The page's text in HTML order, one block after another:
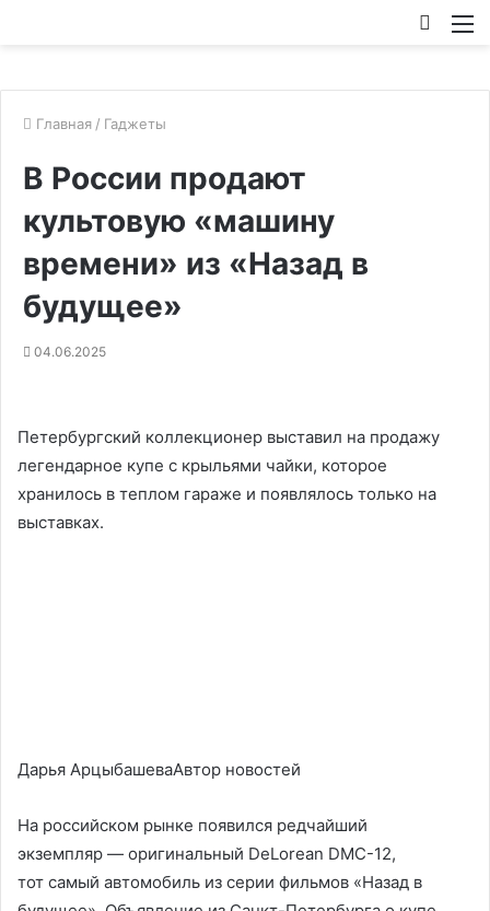
Главная / Гаджеты
В России продают
культовую «машину
времени» из «Назад в
будущее»
04.06.2025
Петербургский коллекционер выставил на продажу
легендарное купе с крыльями чайки, которое
хранилось в теплом гараже и появлялось только на
выставках.
Дарья АрцыбашеваАвтор новостей
На российском рынке появился редчайший
экземпляр — оригинальный DeLorean DMC-12,
тот самый автомобиль из серии фильмов «Назад в